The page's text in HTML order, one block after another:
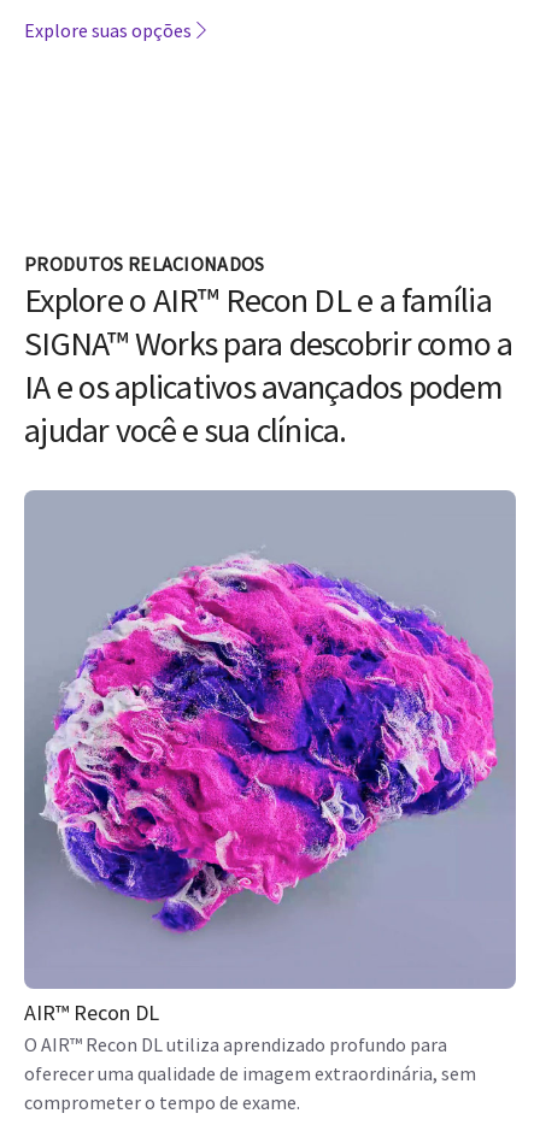
Explore suas opções
PRODUTOS RELACIONADOS
Explore o AIR™ Recon DL e a família
SIGNA™ Works para descobrir como a
IA e os aplicativos avançados podem
ajudar você e sua clínica.
AIR™ Recon DL
O AIR™ Recon DL utiliza aprendizado profundo para
oferecer uma qualidade de imagem extraordinária, sem
comprometer o tempo de exame.